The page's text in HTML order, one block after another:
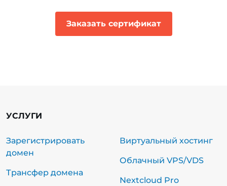
Заказать сертификат
УСЛУГИ
Зарегистрировать
домен
Трансфер домена
Виртуальный хостинг
Облачный VPS/VDS
Nextcloud Pro